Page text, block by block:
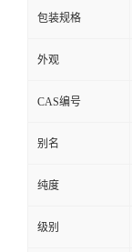
包装规格
外观
CAS编号
别名
纯度
级别